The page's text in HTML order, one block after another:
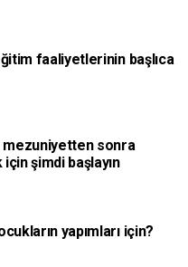
faaliyetlerinin başlıca
sonra
için şimdi başlayın
yapımları için?